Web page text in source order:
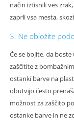
način iztisnili ves
zaprli vsa mesta,
3. Ne obložite
Če se bojite, da
zaščitite z
ostanki barve na
obutvijo često
možnost za zaščito
ostanke barve in ne